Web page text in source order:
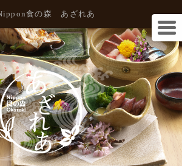
食の森 あざれあ